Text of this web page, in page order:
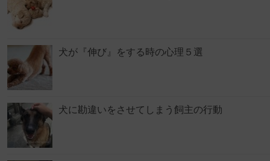
犬が『伸び』をする時の心理５選
犬に勘違いをさせてしまう飼主の行動